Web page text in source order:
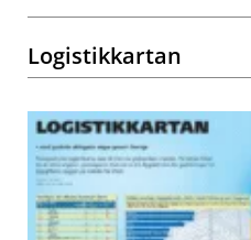
Logistikkartan